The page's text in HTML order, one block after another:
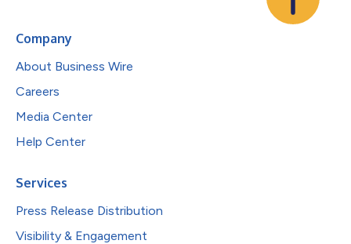
Company
About Business Wire
Careers
Media Center
Help Center
Services
Press Release Distribution
Visibility & Engagement